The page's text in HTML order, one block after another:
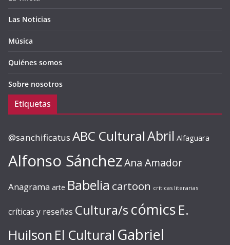
Las Noticias
Música
Quiénes somos
Sobre nosotros
Etiquetas
@sanchificatus ABC CulturalAbril Alfaguara
Alfonso SánchezAna Amador
Anagrama arte Babelia cartoon críticas literarias
críticas y reseñas Cultura/s cómics E.
Huilson El Cultural Gabriel